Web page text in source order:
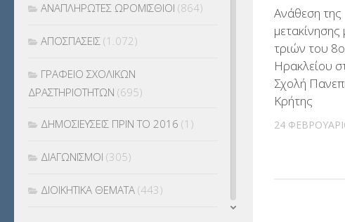
Ανάθεση της
τριών του
Ηρακλείου
Σχολή
Κρήτης
24
ΑΝΑΠΛΗΡΩΤΕΣ ΩΡΟΜΙΣΘΙΟΙ (864)
ΑΠΟΣΠΑΣΕΙΣ (1.072)
ΓΡΑΦΕΙΟ ΣΧΟΛΙΚΩΝ
ΔΡΑΣΤΗΡΙΟΤΗΤΩΝ (695)
ΔΗΜΟΣΙΕΥΣΕΙΣ ΠΡΙΝ ΤΟ 2016 (1)
ΔΙΑΓΩΝΙΣΜΟΙ (305)
ΔΙΟΙΚΗΤΙΚΑ ΘΕΜΑΤΑ (443)